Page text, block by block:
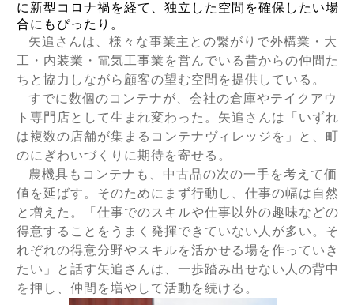
に新型コロナ禍を経て、独立した空間を確保したい場
合にもぴったり。
矢追さんは、様々な事業主との繋がりで外構業・大
工・内装業・電気工事業を営んでいる昔からの仲間た
ちと協力しながら顧客の望む空間を提供している。
すでに数個のコンテナが、会社の倉庫やテイクアウ
ト専門店として生まれ変わった。矢追さんは「いずれ
は複数の店舗が集まるコンテナヴィレッジを」と、町
のにぎわいづくりに期待を寄せる。
農機具もコンテナも、中古品の次の一手を考えて価
値を延ばす。そのためにまず行動し、仕事の幅は自然
と増えた。「仕事でのスキルや仕事以外の趣味などの
得意することをうまく発揮できていない人が多い。そ
れぞれの得意分野やスキルを活かせる場を作っていき
たい」と話す矢追さんは、一歩踏み出せない人の背中
を押し、仲間を増やして活動を続ける。